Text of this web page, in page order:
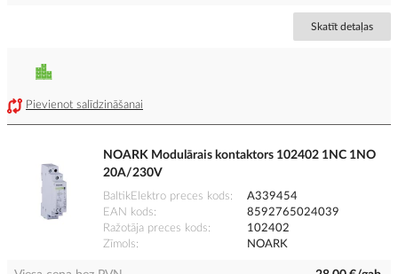
Skatīt detaļas
Pievienot salīdzināšanai
NOARK Modulārais kontaktors 102402 1NC 1NO
20A/230V
BaltikElektro preces kods
A339454
EAN kods
8592765024039
Ražotāja preces kods
102402
Zīmols
NOARK